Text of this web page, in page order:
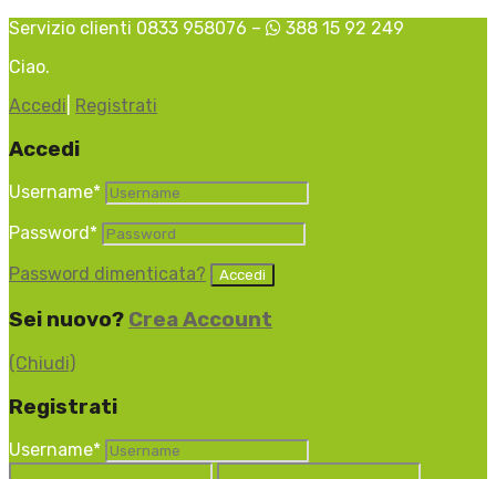
Servizio clienti 0833 958076 –
388 15 92 249
Ciao.
Accedi Registrati
Accedi
Username*
Password *
Password dimenticata?
Sei nuovo? Crea Account
(Chiudi)
Registrati
Username*